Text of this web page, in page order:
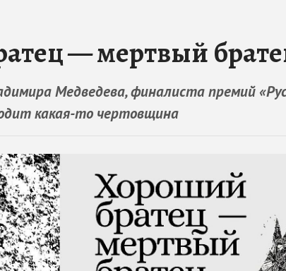
— мертвый
Медведева, финалиста премий
какая-то чертовщина